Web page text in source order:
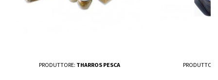
PRODUTTORE: THARROS PESCA